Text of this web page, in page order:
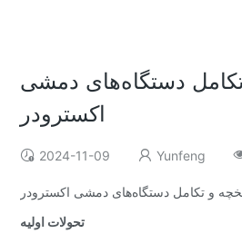
دستگاه‌های دمشی
اکسترودر
2024-11-09 Yunfeng
و تکامل دستگاه‌های دمشی اکسترودر
تحولات اولیه